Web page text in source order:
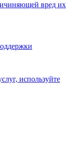
вред их
используйте